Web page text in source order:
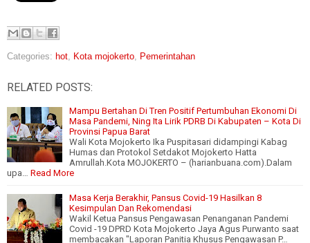
Categories: hot, Kota mojokerto, Pemerintahan
RELATED POSTS:
Mampu Bertahan Di Tren Positif Pertumbuhan Ekonomi Di
Masa Pandemi, Ning Ita Lirik PDRB Di Kabupaten – Kota Di
Provinsi Papua Barat
Wali Kota Mojokerto Ika Puspitasari didampingi Kabag
Humas dan Protokol Setdakot Mojokerto Hatta
Amrullah.Kota MOJOKERTO – (harianbuana.com).Dalam
upa… Read More
Masa Kerja Berakhir, Pansus Covid-19 Hasilkan 8
Kesimpulan Dan Rekomendasi
Wakil Ketua Pansus Pengawasan Penanganan Pandemi
Covid -19 DPRD Kota Mojokerto Jaya Agus Purwanto saat
membacakan "Laporan Panitia Khusus Pengawasan P…